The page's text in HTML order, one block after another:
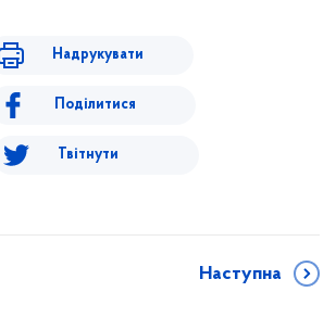
Надрукувати
Поділитися
Твітнути
Наступна